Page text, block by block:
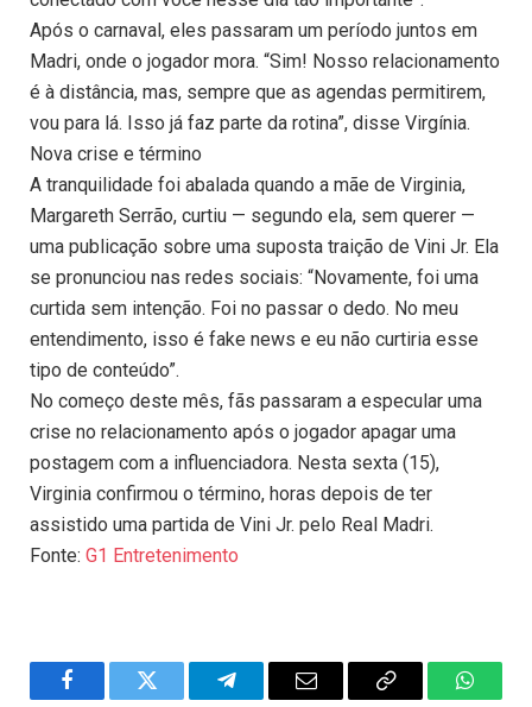
Após o carnaval, eles passaram um período juntos em
Madri, onde o jogador mora. “Sim! Nosso relacionamento
é à distância, mas, sempre que as agendas permitirem,
vou para lá. Isso já faz parte da rotina”, disse Virgínia.
Nova crise e término
A tranquilidade foi abalada quando a mãe de Virginia,
Margareth Serrão, curtiu — segundo ela, sem querer —
uma publicação sobre uma suposta traição de Vini Jr. Ela
se pronunciou nas redes sociais: “Novamente, foi uma
curtida sem intenção. Foi no passar o dedo. No meu
entendimento, isso é fake news e eu não curtiria esse
tipo de conteúdo”.
No começo deste mês, fãs passaram a especular uma
crise no relacionamento após o jogador apagar uma
postagem com a influenciadora. Nesta sexta (15),
Virginia confirmou o término, horas depois de ter
assistido uma partida de Vini Jr. pelo Real Madri.
Fonte: G1 Entretenimento
FacebookTwitter TelegramEmail
Copy